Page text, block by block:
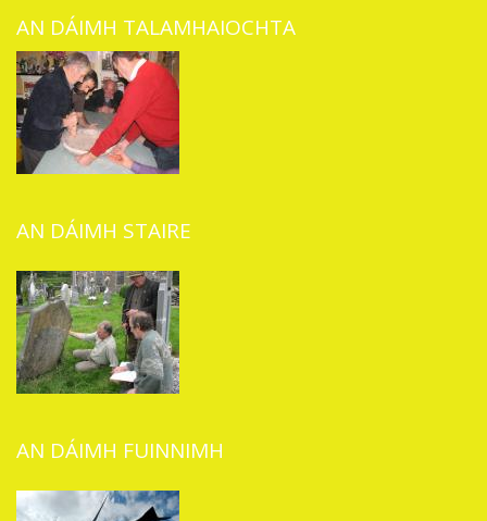
AN DÁIMH TALAMHAIOCHTA
AN DÁIMH STAIRE
AN DÁIMH FUINNIMH